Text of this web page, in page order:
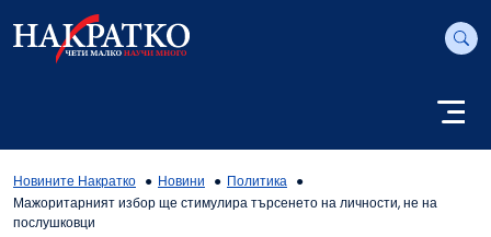
Новините Накратко Новини
Политика
Мажоритарният избор ще стимулира търсенето на личности, не на
послушковци